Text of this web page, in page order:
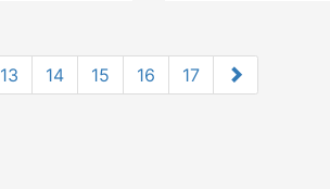
13 14 15 16 17